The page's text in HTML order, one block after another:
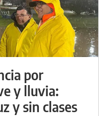
por
y lluvia:
y sin clases